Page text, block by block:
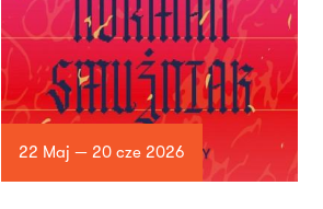
22 Maj — 20 cze 2026